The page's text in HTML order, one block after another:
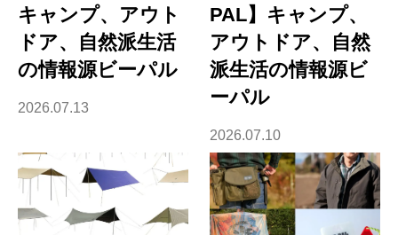
キャンプ、アウト
ドア、自然派生活
の情報源ビーパル
2026.07.13
PAL】キャンプ、
アウトドア、自然
派生活の情報源ビ
ーパル
2026.07.10